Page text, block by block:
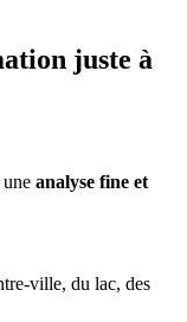
juste à
analyse fine et
ville, du lac, des